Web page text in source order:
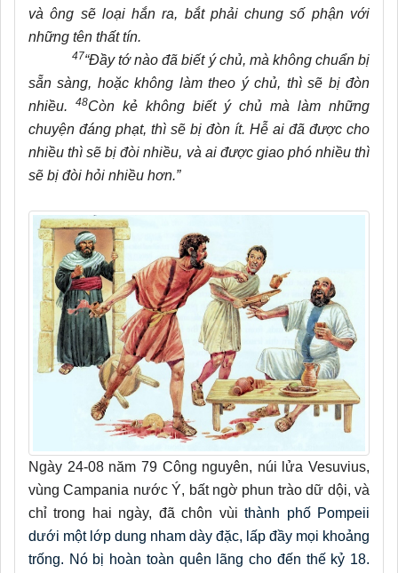
và ông sẽ loại hắn ra, bắt phải chung số phận với
những tên thất tín.
47“Đầy tớ nào đã biết ý chủ, mà không chuẩn bị
sẵn sàng, hoặc không làm theo ý chủ, thì sẽ bị đòn
nhiều.
48Còn kẻ không biết ý chủ mà làm những
chuyện đáng phạt, thì sẽ bị đòn ít. Hễ ai đã được cho
nhiều thì sẽ bị đòi nhiều, và ai được giao phó nhiều thì
sẽ bị đòi hỏi nhiều hơn.”
Ngày 24-08năm 79 Công nguyên, núi lửa Vesuvius,
vùng Campania nước Ý, bất ngờ phun trào dữ dội, và
chỉ trong hai ngày, đã chôn vùithành phố Pompeii
dưới một lớp dung nham dày đặc, lấp đầy mọi khoảng
trống. Nó bị hoàn toàn quên lãng cho đến thế kỷ 18.